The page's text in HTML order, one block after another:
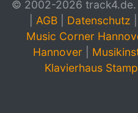
© 2002-2026 track4.de.
AGB Datenschutz
Music Corner
Hannover
Klavierhaus